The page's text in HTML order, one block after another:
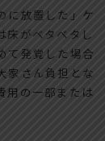
に放置した」ケ
床がベタベタし
て発覚した場合
家さん負担とな
用の一部または